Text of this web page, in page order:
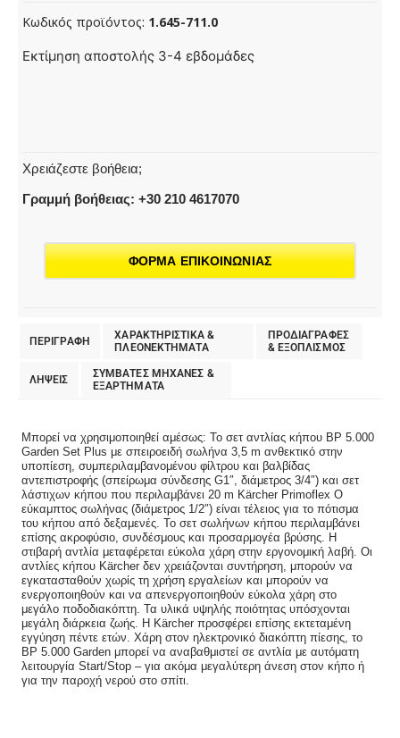
Κωδικός προϊόντος: 1.645-711.0
Εκτίμηση αποστολής 3-4 εβδομάδες
Χρειάζεστε βοήθεια;
Γραμμή βοήθειας: +30 210 4617070
ΦΟΡΜΑ ΕΠΙΚΟΙΝΩΝΙΑΣ
ΠΕΡΙΓΡΑΦΗ
ΧΑΡΑΚΤΗΡΙΣΤΙΚΑ &
ΠΛΕΟΝΕΚΤΗΜΑΤΑ
ΠΡΟΔΙΑΓΡΑΦΕΣ
& EΞΟΠΛΙΣΜΟΣ
ΛΗΨΕΙΣ
ΣΥΜΒΑΤΕΣ ΜΗΧΑΝΕΣ &
ΕΞΑΡΤΗΜΑΤΑ
Μπορεί να χρησιμοποιηθεί αμέσως: Το σετ αντλίας κήπου BP 5.000
Garden Set Plus με σπειροειδή σωλήνα 3,5 m ανθεκτικό στην
υποπίεση, συμπεριλαμβανομένου φίλτρου και βαλβίδας
αντεπιστροφής (σπείρωμα σύνδεσης G1″, διάμετρος 3/4″) και σετ
λάστιχων κήπου που περιλαμβάνει 20 m Kärcher Primoflex Ο
εύκαμπτος σωλήνας (διάμετρος 1/2″) είναι τέλειος για το πότισμα
του κήπου από δεξαμενές. Το σετ σωλήνων κήπου περιλαμβάνει
επίσης ακροφύσιο, συνδέσμους και προσαρμογέα βρύσης. Η
στιβαρή αντλία μεταφέρεται εύκολα χάρη στην εργονομική λαβή. Οι
αντλίες κήπου Kärcher δεν χρειάζονται συντήρηση, μπορούν να
εγκατασταθούν χωρίς τη χρήση εργαλείων και μπορούν να
ενεργοποιηθούν και να απενεργοποιηθούν εύκολα χάρη στο
μεγάλο ποδοδιακόπτη. Τα υλικά υψηλής ποιότητας υπόσχονται
μεγάλη διάρκεια ζωής. Η Kärcher προσφέρει επίσης εκτεταμένη
εγγύηση πέντε ετών. Χάρη στον ηλεκτρονικό διακόπτη πίεσης, το
BP 5.000 Garden μπορεί να αναβαθμιστεί σε αντλία με αυτόματη
λειτουργία Start/Stop – για ακόμα μεγαλύτερη άνεση στον κήπο ή
για την παροχή νερού στο σπίτι.